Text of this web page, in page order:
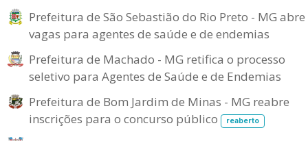
Prefeitura de São Sebastião do Rio Preto - MG abre
vagas para agentes de saúde e de endemias
Prefeitura de Machado - MG retifica o processo
seletivo para Agentes de Saúde e de Endemias
Prefeitura de Bom Jardim de Minas - MG reabre
inscrições para o concurso público
reaberto